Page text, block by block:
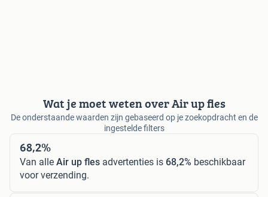
Wat je moet weten over Air up fles
De onderstaande waarden zijn gebaseerd op je zoekopdracht en de
ingestelde filters
68,2%
Van alle Air up fles advertenties is 68,2% beschikbaar
voor verzending.